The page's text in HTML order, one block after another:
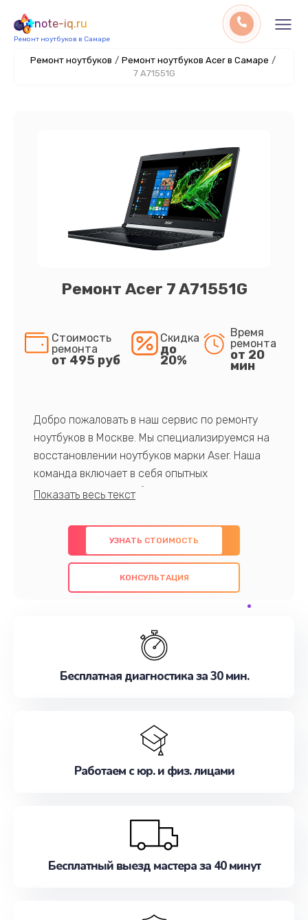
note-iq.ru
Ремонт ноутбуков в Самаре
Ремонт ноутбуков / Ремонт ноутбуков Acer в Самаре /
7 A71551G
Ремонт Acer 7 A71551G
Стоимость
ремонта
от 495 руб
Скидка
до
20%
Время
ремонта
от 20
мин
Добро пожаловать в наш сервис по ремонту
ноутбуков в Москве. Мы специализируемся на
восстановлении ноутбуков марки Aser. Наша
команда включает в себя опытных
профессионалов с обширными знаниями и
предлагаем быстрый и качественный ремонт с
использованием оригинальных компонентов, а
также гарантируем качество всех
проведенных работ. Наша цель - предоставить
наилучшим образом. Не медлите записаться на
УЗНАТЬ СТОИМОСТЬ
КОНСУЛЬТАЦИЯ
Бесплатная диагностика за 30 мин.
Работаем с юр. и физ. лицами
Бесплатный выезд мастера за 40 минут